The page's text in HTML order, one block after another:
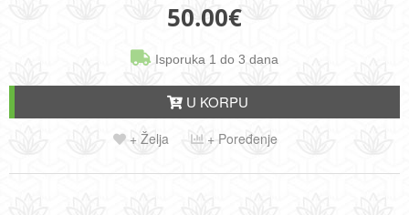
50.00€
Isporuka 1 do 3 dana
U KORPU
+ Želja + Poređenje